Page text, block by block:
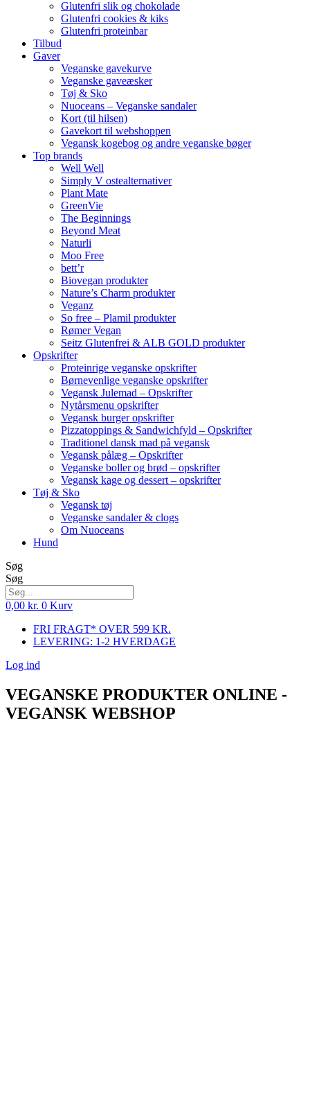
Glutenfri slik og chokolade
Glutenfri cookies & kiks
Glutenfri proteinbar
Tilbud
Gaver
Veganske gavekurve
Veganske gaveæsker
Tøj & Sko
Nuoceans – Veganske sandaler
Kort (til hilsen)
Gavekort til webshoppen
Vegansk kogebog og andre veganske bøger
Top brands
Well Well
Simply V ostealternativer
Plant Mate
GreenVie
The Beginnings
Beyond Meat
Naturli
Moo Free
bett’r
Biovegan produkter
Nature’s Charm produkter
Veganz
So free – Plamil produkter
Rømer Vegan
Seitz Glutenfrei & ALB GOLD produkter
Opskrifter
Proteinrige veganske opskrifter
Børnevenlige veganske opskrifter
Vegansk Julemad – Opskrifter
Nytårsmenu opskrifter
Vegansk burger opskrifter
Pizzatoppings & Sandwichfyld – Opskrifter
Traditionel dansk mad på vegansk
Vegansk pålæg – Opskrifter
Veganske boller og brød – opskrifter
Vegansk kage og dessert – opskrifter
Tøj & Sko
Vegansk tøj
Veganske sandaler & clogs
Om Nuoceans
Hund
Søg
Søg
0,00 kr. 0 Kurv
FRI FRAGT* OVER 599 KR.
LEVERING: 1-2 HVERDAGE
Log ind
VEGANSKE PRODUKTER ONLINE -
VEGANSK WEBSHOP